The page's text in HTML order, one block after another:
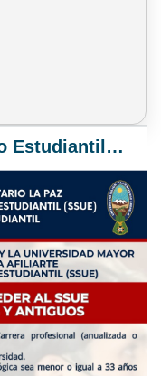
Seguro Social Universitario Estudiantil SSUE